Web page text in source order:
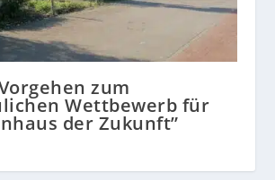
zum
Wettbewerb für
der Zukunft”